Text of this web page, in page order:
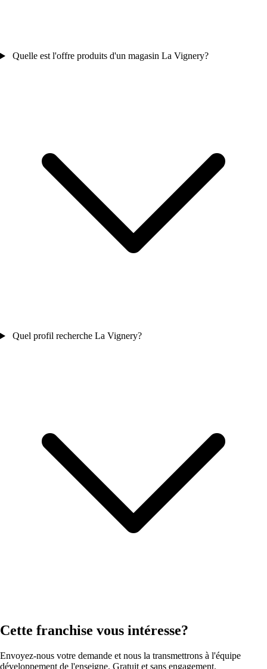
Quelle est l'offre produits d'un magasin La Vignery?
Quel profil recherche La Vignery?
Cette franchise vous intéresse?
Envoyez-nous votre demande et nous la transmettrons à l'équipe
développement de l'enseigne. Gratuit et sans engagement.